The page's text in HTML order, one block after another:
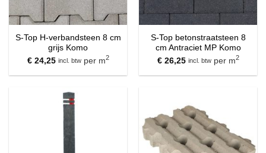
S-Top H-verbandsteen 8 cm
grijs Komo
€24,25 incl. btwper m2
S-Top betonstraatsteen 8
cm Antraciet MP Komo
€26,25 incl. btwper m2